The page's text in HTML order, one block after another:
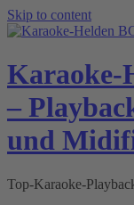
Skip to content
Karaoke-
–
und
Top-Karaoke-